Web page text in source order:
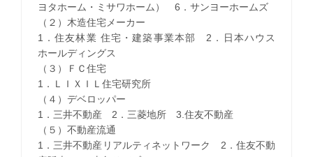
ヨタホーム・ミサワホーム） 6．サンヨーホームズ
（２）木造住宅メーカー
1．住友林業 住宅・建築事業本部 2．日本ハウス
ホールディングス
（３）ＦＣ住宅
1．ＬＩＸＩＬ住宅研究所
（４）デベロッパー
1．三井不動産 2．三菱地所 3.住友不動産
（５）不動産流通
1．三井不動産リアルティネットワーク 2．住友不動